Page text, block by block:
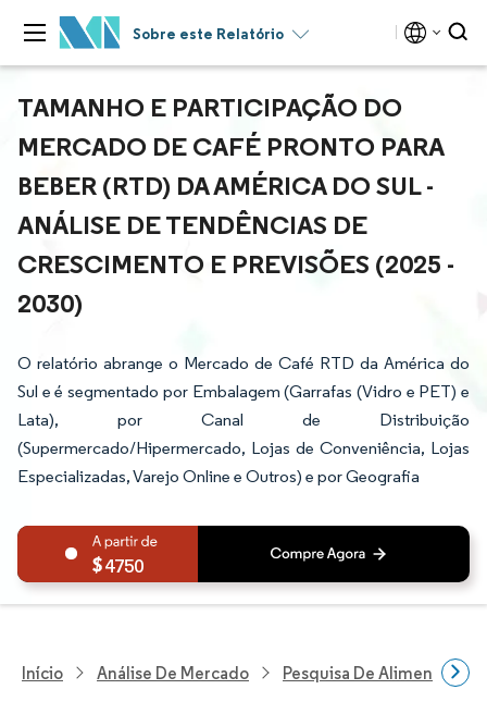
Sobre este Relatório
TAMANHO E PARTICIPAÇÃO DO
MERCADO DE CAFÉ PRONTO PARA
BEBER (RTD) DA AMÉRICA DO SUL -
ANÁLISE DE TENDÊNCIAS DE
CRESCIMENTO E PREVISÕES (2025 -
2030)
O relatório abrange o Mercado de Café RTD da América do
Sul e é segmentado por Embalagem (Garrafas (Vidro e PET) e
Lata), por Canal de Distribuição
(Supermercado/Hipermercado, Lojas de Conveniência, Lojas
Especializadas, Varejo Online e Outros) e por Geografia
4750
Início Análise De Mercado Pesquisa De Alimentos E